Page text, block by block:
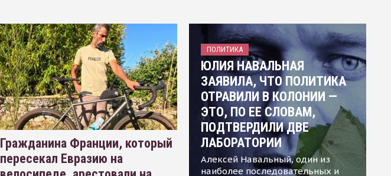
Гражданина Франции, который
пересекал Евразию на
ПОЛИТИКА
ЮЛИЯ НАВАЛЬНАЯ
ЗАЯВИЛА, ЧТО ПОЛИТИКА
ОТРАВИЛИ В КОЛОНИИ —
ЭТО, ПО ЕЕ СЛОВАМ,
ПОДТВЕРДИЛИ ДВЕ
ЛАБОРАТОРИИ
Алексей Навальный, один из
наиболее последовательных и